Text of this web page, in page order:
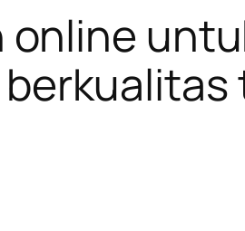
online